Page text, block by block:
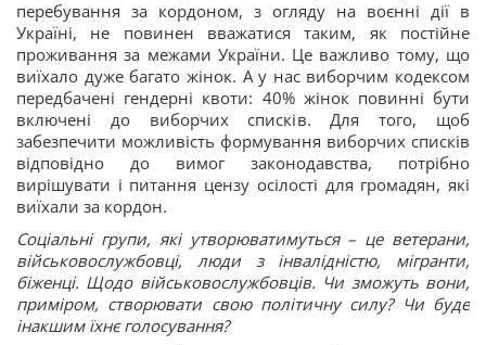
перебування за кордоном, з огляду на воєнні дії в
Україні, не повинен вважатися таким, як постійне
проживання за межами України. Це важливо тому, що
виїхало дуже багато жінок. А у нас виборчим кодексом
передбачені гендерні квоти: 40% жінок повинні бути
включені до виборчих списків. Для того, щоб
забезпечити можливість формування виборчих списків
відповідно до вимог законодавства, потрібно
вирішувати і питання цензу осілості для громадян, які
виїхали за кордон.
Соціальні групи, які утворюватимуться – це ветерани,
військовослужбовці, люди з інвалідністю, мігранти,
біженці. Щодо військовослужбовців. Чи зможуть вони,
приміром, створювати свою політичну силу? Чи буде
інакшим їхнє голосування?